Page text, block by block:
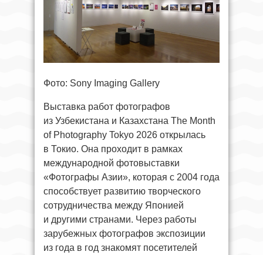
Фото: Sony Imaging Gallery
Выставка работ фотографов
из Узбекистана и Казахстана The Month
of Photography Tokyo 2026 открылась
в Токио. Она проходит в рамках
международной фотовыставки
«Фотографы Азии», которая с 2004 года
способствует развитию творческого
сотрудничества между Японией
и другими странами. Через работы
зарубежных фотографов экспозиции
из года в год знакомят посетителей